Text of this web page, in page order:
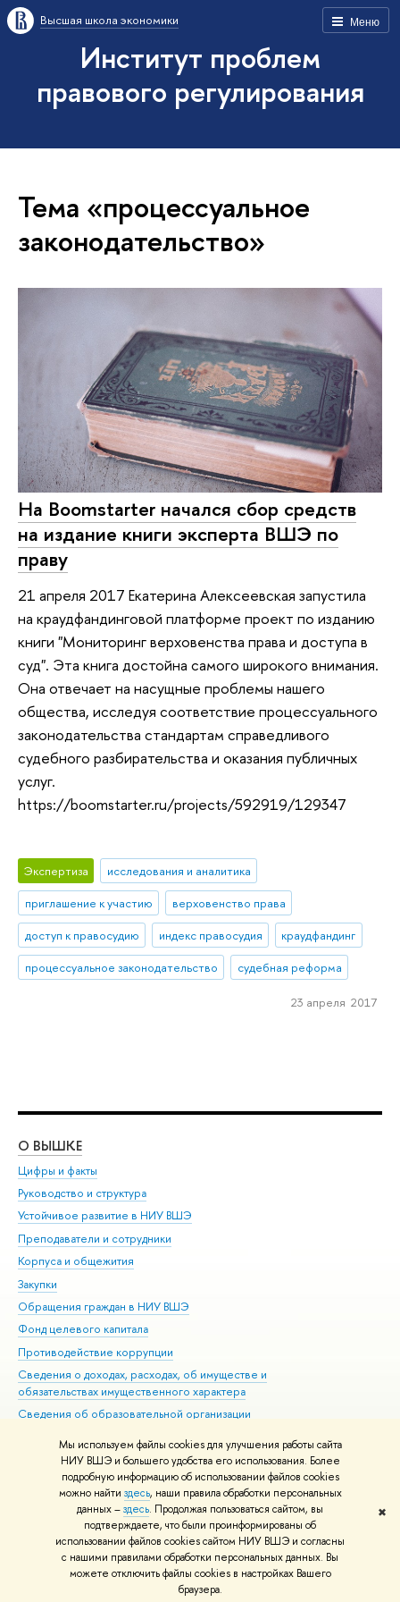
Мы используем файлы cookies для улучшения работы сайта
НИУ ВШЭ и большего удобства его использования. Более
подробную информацию об использовании файлов cookies
можно найти здесь, наши правила обработки персональных
данных –здесь. Продолжая пользоваться сайтом, вы
подтверждаете, что были проинформированы об
использовании файлов cookies сайтом НИУ ВШЭ и согласны
с нашими правилами обработки персональных данных. Вы
можете отключить файлы cookies в настройках Вашего
браузера.
✖
Меню
Высшая школа экономики
Институт проблем
правового регулирования
Тема «процессуальное
законодательство»
На Boomstarter начался сбор средств
на издание книги эксперта ВШЭ по
праву
21 апреля 2017 Екатерина Алексеевская запустила
на краудфандинговой платформе проект по изданию
книги "Мониторинг верховенства права и доступа в
суд". Эта книга достойна самого широкого внимания.
Она отвечает на насущные проблемы нашего
общества, исследуя соответствие процессуального
законодательства стандартам справедливого
судебного разбирательства и оказания публичных
услуг.
https://boomstarter.ru/projects/592919/129347
Экспертиза
исследования и аналитика
приглашение к участию
верховенство права
доступ к правосудию
индекс правосудия
краудфандинг
процессуальное законодательство
судебная реформа
23 апреля 2017
О ВЫШКЕ
Цифры и факты
Руководство и структура
Устойчивое развитие в НИУ ВШЭ
Преподаватели и сотрудники
Корпуса и общежития
Закупки
Обращения граждан в НИУ ВШЭ
Фонд целевого капитала
Противодействие коррупции
Сведения о доходах, расходах, об имуществе и
обязательствах имущественного характера
Сведения об образовательной организации
Людям с ограниченными возможностями здоровья
Единая платежная страница
Работа в Вышке
© НИУ ВШЭ 1993–2026 Адреса и контакты Условия использования
материалов Политика конфиденциальности Карта сайта
Шрифты HSE Sans и HSE Slab разработаны вШколе дизайна НИУ ВШЭ